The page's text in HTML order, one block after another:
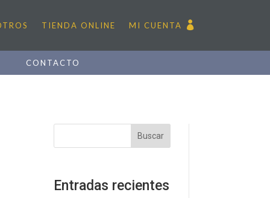
TIENDA ONLINE MI CUENTA
CONTACTO
Buscar
Entradas recientes